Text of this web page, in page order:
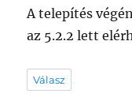
A telepítés
az 5.2.2 lett
Válasz